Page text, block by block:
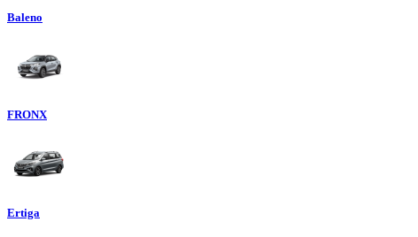
Baleno
FRONX
Ertiga